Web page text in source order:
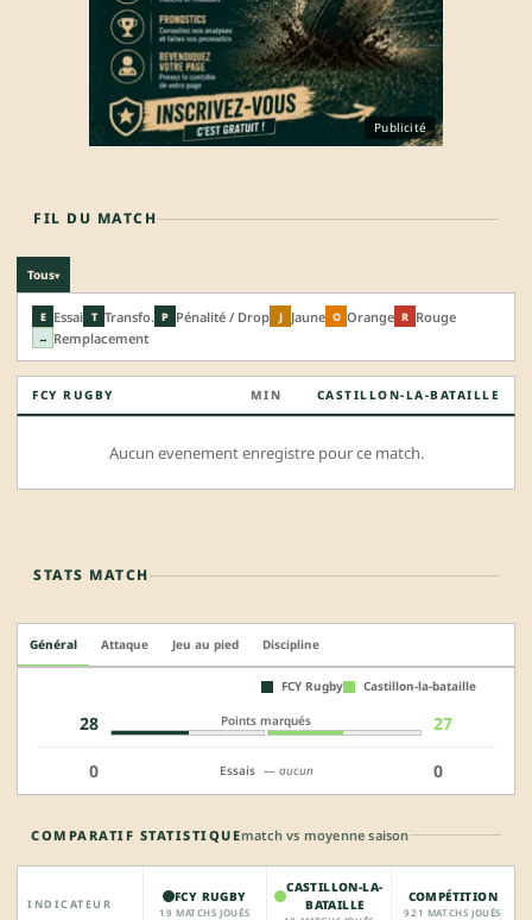
Publicité
FIL DU MATCH
Tous▾
E Essai T Transfo. P Pénalité / Drop J Jaune O Orange R Rouge
↔ Remplacement
FCY RUGBY MIN CASTILLON-LA-BATAILLE
Aucun evenement enregistre pour ce match.
STATS MATCH
Général Attaque Jeu au pied Discipline
FCY Rugby Castillon-la-bataille
28 Points marqués 27
0 Essais — aucun 0
COMPARATIF STATISTIQUEmatch vs moyenne saison
INDICATEUR FCY RUGBY
19 MATCHS JOUÉS
CASTILLON-LA-
BATAILLE
COMPÉTITION
921 MATCHS JOUÉS